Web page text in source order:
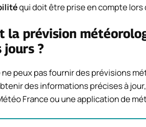
qui doit être prise en compte
la prévision
jours ?
ne peux pas fournir des prévisions
des informations précises à
France ou une application de